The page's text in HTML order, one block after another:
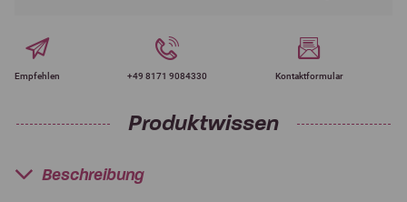
Empfehlen +49 8171 9084330 Kontaktformular
Produktwissen
Beschreibung